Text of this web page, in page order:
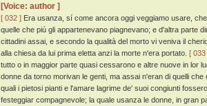
[Voice: author ]
[ 032 ] Era usanza, sí come ancora oggi veggiamo usare,
quelle che piú gli appartenevano piagnevano; e d'altra parte
cittadini assai, e secondo la qualità del morto vi veniva il
alla chiesa da lui prima eletta anzi la morte n'era portato. [ 033
tutto o in maggior parte quasi cessarono e altre nuove in lor
donne da torno morivan le genti, ma assai n'eran di quelli
quali i pietosi pianti e l'amare lagrime de' suoi congiunti
festeggiar compagnevole; la quale usanza le donne, in gran